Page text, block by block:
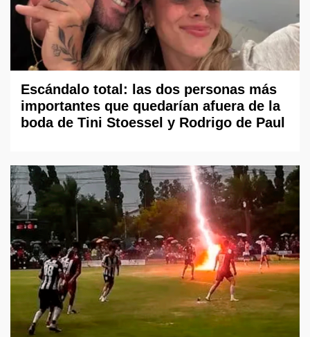
Escándalo total: las dos personas más
importantes que quedarían afuera de la
boda de Tini Stoessel y Rodrigo de Paul